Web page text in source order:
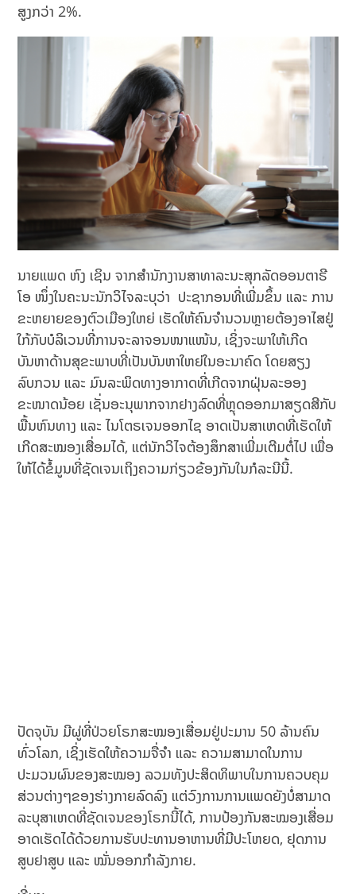
ສູງກວ່າ 2%.
ນາຍແພດ ຫົງ ເຊິນ ຈາກສຳນັກງານສາທາລະນະສຸກລັດອອນຕາຣີ
ໂອ ໜຶ່ງໃນຄະນະນັກວິໄຈລະບຸວ່າ ປະຊາກອນທີ່ເພີ່ມຂຶ້ນ ແລະ ການ
ຂະຫຍາຍຂອງຕົວເມືອງໃຫຍ່ ເຮັດໃຫ້ຄົນຈຳນວນຫຼາຍຕ້ອງອາໄສຢູ່
ໃກ້ກັບບໍລິເວນທີ່ການຈະລາຈອນໜາແໜ້ນ, ເຊິ່ງຈະພາໃຫ້ເກີດ
ບັນຫາດ້ານສຸຂະພາບທີ່ເປັນບັນຫາໃຫຍ່ໃນອະນາຄົດ ໂດຍສຽງ
ລົບກວນ ແລະ ມົນລະພິດທາງອາກາດທີ່ເກີດຈາກຝຸ່ນລະອອງ
ຂະໜາດນ້ອຍ ເຊັ່ນອະນຸພາກຈາກຢາງລົດທີ່ຫຼຸດອອກມາສຽດສີກັບ
ພື້ນຫົນທາງ ແລະ ໄນໂຕຣເຈນອອກໄຊ ອາດເປັນສາເຫດທີ່ເຮັດໃຫ້
ເກີດສະໝອງເສື່ອມໄດ້, ແຕ່ນັກວິໄຈຕ້ອງສຶກສາເພີ່ມເຕີມຕໍ່ໄປ ເພື່ອ
ໃຫ້ໄດ້ຂໍ້ມູນທີ່ຊັດເຈນເຖິງຄວາມກ່ຽວຂ້ອງກັນໃນກໍລະນີນີ້.
ປັດຈຸບັນ ມີຜູ່ທີ່ປ່ວຍໂຣກສະໝອງເສື່ອມຢູ່ປະມານ 50 ລ້ານຄົນ
ທົ່ວໂລກ, ເຊິ່ງເຮັດໃຫ້ຄວາມຈື່ຈຳ ແລະ ຄວາມສາມາດໃນການ
ປະມວນຜົນຂອງສະໝອງ ລວມທັງປະສິດທິພາບໃນການຄວບຄຸມ
ສ່ວນຕ່າງໆຂອງຮ່າງກາຍລົດລົງ ແຕ່ວົງການການແພດຍັງບໍ່ສາມາດ
ລະບຸສາເຫດທີ່ຊັດເຈນຂອງໂຣກນີ້ໄດ້, ການປ້ອງກັນສະໝອງເສື່ອມ
ອາດເຮັດໄດ້ດ້ວຍການຮັບປະທານອາຫານທີ່ມີປະໂຫຍດ, ຢຸດການ
ສູບຢາສູບ ແລະ ໝັ່ນອອກກຳລັງກາຍ.